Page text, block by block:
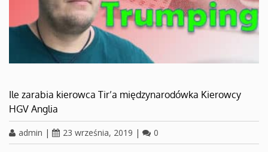
Ile zarabia kierowca Tir’a międzynarodówka Kierowcy
HGV Anglia
admin | 23 września, 2019 | 0